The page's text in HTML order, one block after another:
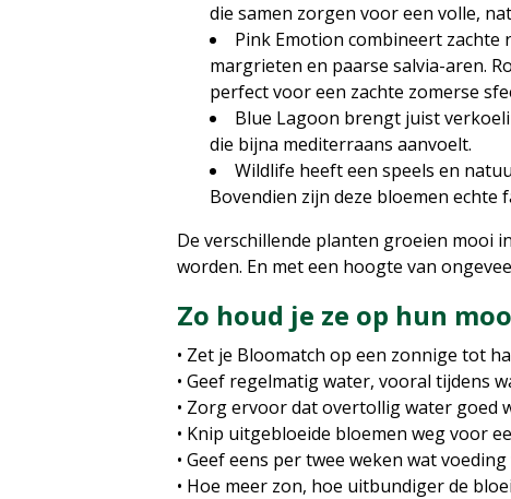
die samen zorgen voor een volle,
Pink Emotion combineert zachte
margrieten en paarse salvia-aren.
perfect voor een zachte zomerse
Blue Lagoon brengt juist
die bijna mediterraans aanvoelt.
Wildlife heeft een speels en
Bovendien zijn deze bloemen echte
De verschillende planten groeien mooi
worden. En met een hoogte van
Zo houd je ze op hun
• Zet je Bloomatch op een zonnige tot
• Geef regelmatig water, vooral tijdens
• Zorg ervoor dat overtollig water goed
• Knip uitgebloeide bloemen weg voor
• Geef eens per twee weken wat
• Hoe meer zon, hoe uitbundiger de